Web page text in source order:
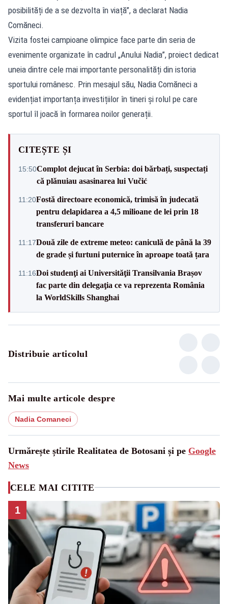
posibilități de a se dezvolta în viață”, a declarat Nadia
Comăneci.
Vizita fostei campioane olimpice face parte din seria de
evenimente organizate în cadrul „Anului Nadia”, proiect dedicat
uneia dintre cele mai importante personalități din istoria
sportului românesc. Prin mesajul său, Nadia Comăneci a
evidențiat importanța investițiilor în tineri și rolul pe care
sportul îl joacă în formarea noilor generații.
CITEȘTE ȘI
15:50Complot dejucat în Serbia: doi bărbați, suspectați
că plănuiau asasinarea lui Vučić
11:20Fostă directoare economică, trimisă în judecată
pentru delapidarea a 4,5 milioane de lei prin 18
transferuri bancare
11:17Două zile de extreme meteo: caniculă de până la 39
de grade și furtuni puternice în aproape toată țara
11:16Doi studenţi ai Universităţii Transilvania Brașov
fac parte din delegaţia ce va reprezenta România
la WorldSkills Shanghai
Distribuie articolul
Mai multe articole despre
Nadia Comaneci
Urmărește știrile Realitatea de Botosani și pe Google
News
CELE MAI CITITE
1